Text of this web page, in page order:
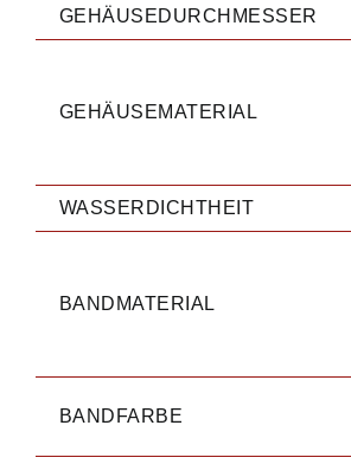
GEHÄUSEDURCHMESSER
GEHÄUSEMATERIAL
WASSERDICHTHEIT
BANDMATERIAL
BANDFARBE